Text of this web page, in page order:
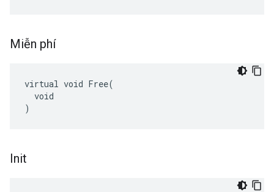
Miễn phí
virtual void Free(
  void
)
Init